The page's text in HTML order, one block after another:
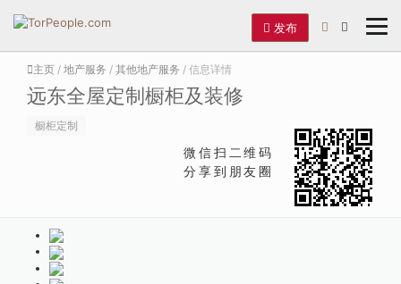
发布
主页 / 地产服务 / 其他地产服务 / 信息详情
远东全屋定制橱柜及装修
橱柜定制
微信扫二维码
分享到朋友圈